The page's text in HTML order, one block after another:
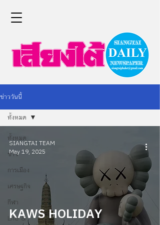
ข่าววันนี้
ทั้งหมด
ข่าว
การเมือง
เศรษฐกิจ
กีฬา
Life &
ทั้งหมด
KAWS HOLIDAY
SIANGTAI TEAM
May 19, 2025